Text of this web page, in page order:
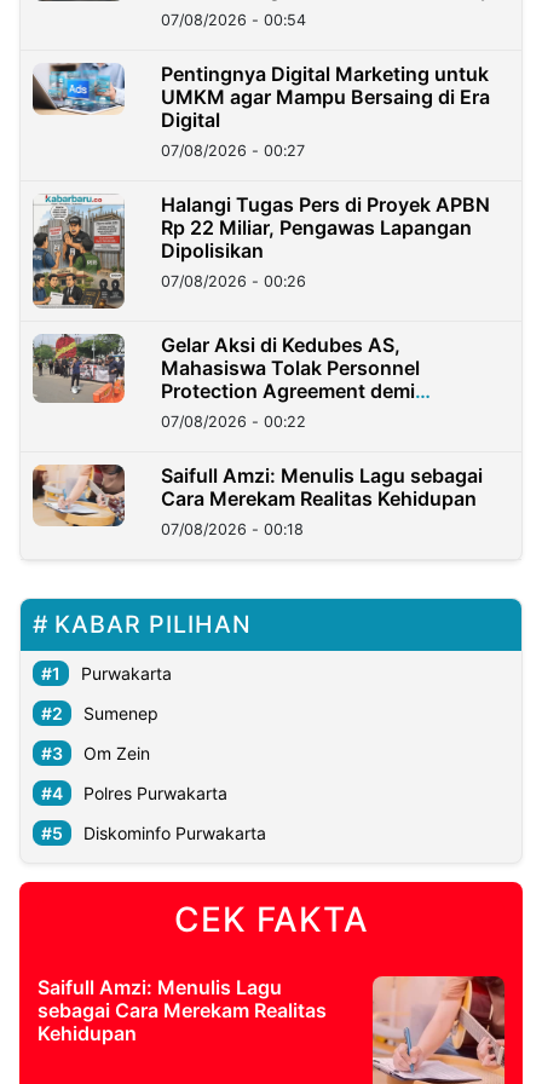
07/08/2026 - 00:54
Pentingnya Digital Marketing untuk
UMKM agar Mampu Bersaing di Era
Digital
07/08/2026 - 00:27
Halangi Tugas Pers di Proyek APBN
Rp 22 Miliar, Pengawas Lapangan
Dipolisikan
07/08/2026 - 00:26
Gelar Aksi di Kedubes AS,
Mahasiswa Tolak Personnel
Protection Agreement demi
Kedaulatan Negara
07/08/2026 - 00:22
Saifull Amzi: Menulis Lagu sebagai
Cara Merekam Realitas Kehidupan
07/08/2026 - 00:18
KABAR PILIHAN
Purwakarta
Sumenep
Om Zein
Polres Purwakarta
Diskominfo Purwakarta
CEK FAKTA
Saifull Amzi: Menulis Lagu
sebagai Cara Merekam Realitas
Kehidupan